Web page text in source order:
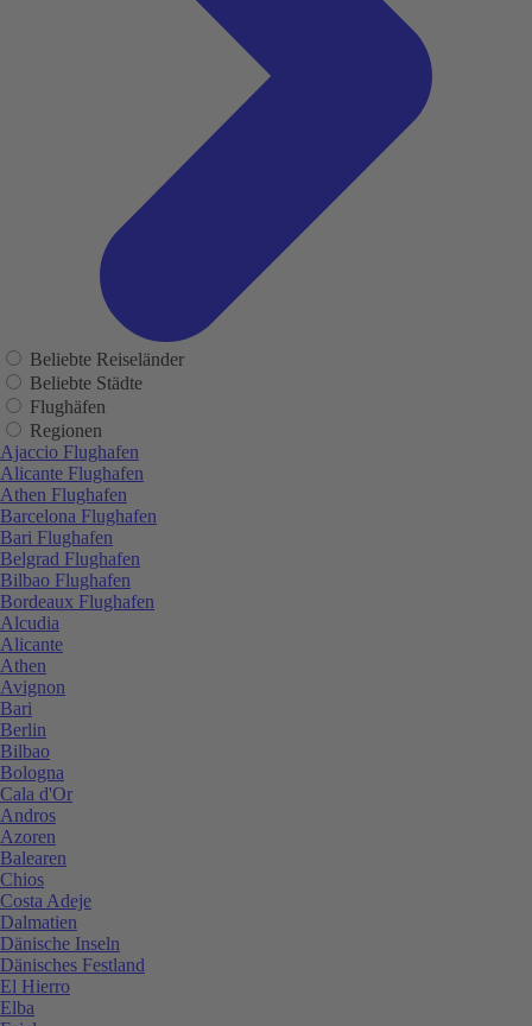
Beliebte Reiseländer
Beliebte Städte
Flughäfen
Regionen
Ajaccio Flughafen
Alicante Flughafen
Athen Flughafen
Barcelona Flughafen
Bari Flughafen
Belgrad Flughafen
Bilbao Flughafen
Bordeaux Flughafen
Alcudia
Alicante
Athen
Avignon
Bari
Berlin
Bilbao
Bologna
Cala d'Or
Andros
Azoren
Balearen
Chios
Costa Adeje
Dalmatien
Dänische Inseln
Dänisches Festland
El Hierro
Elba